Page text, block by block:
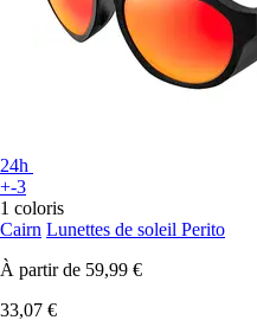
24h
+-3
1 coloris
Cairn Lunettes de soleil Perito
À partir de 59,99 €
33,07 €